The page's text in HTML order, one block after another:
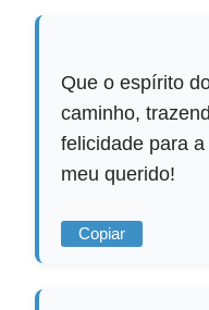
Que o espírito
caminho,
felicidade para
meu querido!
Copiar